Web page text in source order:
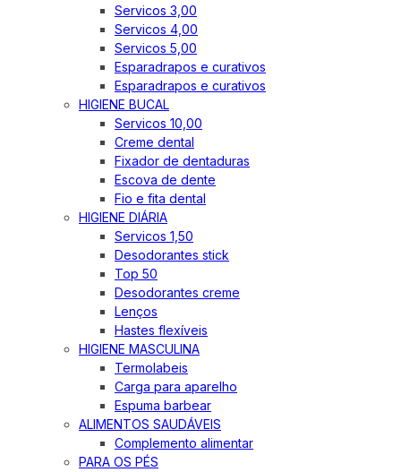
Servicos 3,00
Servicos 4,00
Servicos 5,00
Esparadrapos e curativos
Esparadrapos e curativos
HIGIENE BUCAL
Servicos 10,00
Creme dental
Fixador de dentaduras
Escova de dente
Fio e fita dental
HIGIENE DIÁRIA
Servicos 1,50
Desodorantes stick
Top 50
Desodorantes creme
Lenços
Hastes flexíveis
HIGIENE MASCULINA
Termolabeis
Carga para aparelho
Espuma barbear
ALIMENTOS SAUDÁVEIS
Complemento alimentar
PARA OS PÉS